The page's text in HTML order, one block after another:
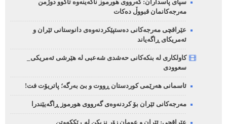
سپای پاسداران: گەرووی هورموز ناکەینەوە تاکوو دوژمن
مەرجەکانمان قبووڵ دەکات
عێراقچی مەرجەکانی دەستپێکردنەوەی دانوستانی ئێران و
ئەمریکای ڕاگەیاند
کاولکاری لە بنکەکانی حەشدی شەعبی لە هێرشی ئەمریکی_
سعوودی
ئاسمانی هەرێمی کوردستان ڕووت و بێ بەرگە؛ پاتریۆت فت!
مەرجەکانی ئێران بۆ کردنەوەی گەرووی هورموز ڕاگەیێندرا